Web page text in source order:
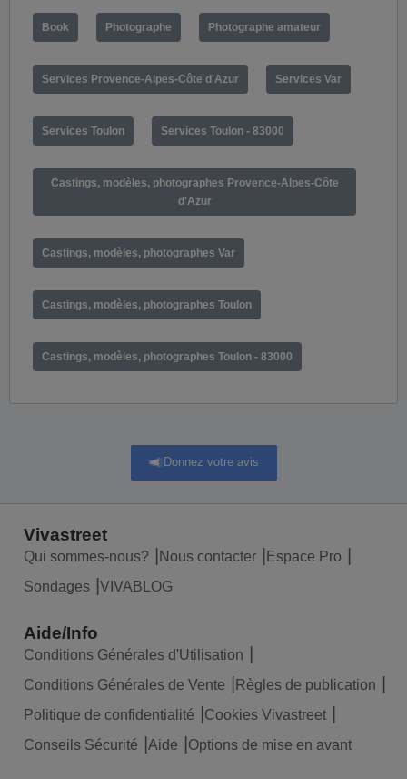
Book Photographe Photographe amateur
Services Provence-Alpes-Côte d'Azur Services Var
Services Toulon Services Toulon - 83000
Castings, modèles, photographes Provence-Alpes-Côte
d'Azur
Castings, modèles, photographes Var
Castings, modèles, photographes Toulon
Castings, modèles, photographes Toulon - 83000
Donnez votre avis
Vivastreet
Qui sommes-nous? Nous contacter
Espace Pro
Sondages
VIVABLOG
Aide/Info
Conditions Générales d'Utilisation
Conditions Générales de Vente
Règles de publication
Politique de confidentialité
Cookies Vivastreet
Conseils Sécurité
Aide Options de mise en avant